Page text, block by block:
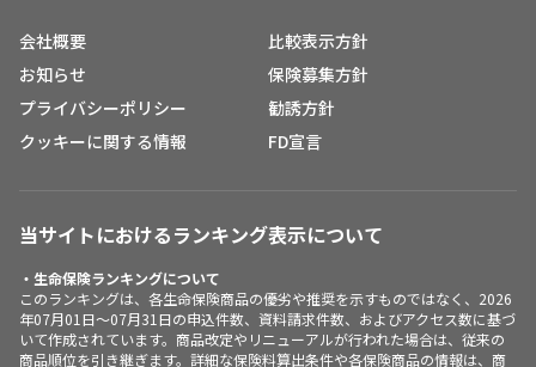
会社概要
お知らせ
プライバシーポリシー
クッキーに関する情報
比較表示方針
保険募集方針
勧誘方針
FD宣言
当サイトにおけるランキング表示について
・生命保険ランキングについて
このランキングは、各生命保険商品の優劣や推奨を示すものではなく、2026
年07月01日～07月31日の申込件数、資料請求件数、およびアクセス数に基づ
いて作成されています。商品改定やリニューアルが行われた場合は、従来の
商品順位を引き継ぎます。詳細な保険料算出条件や各保険商品の情報は、商